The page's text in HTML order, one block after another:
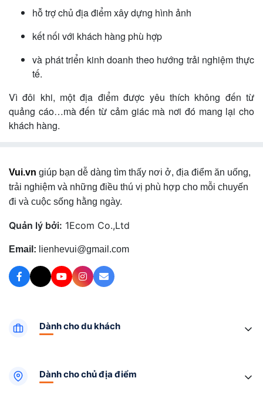
hỗ trợ chủ địa điểm xây dựng hình ảnh
kết nối với khách hàng phù hợp
và phát triển kinh doanh theo hướng trải nghiệm thực
tế.
Vì đôi khi, một địa điểm được yêu thích không đến từ
quảng cáo…mà đến từ cảm giác mà nơi đó mang lại cho
khách hàng.
Vui.vn giúp bạn dễ dàng tìm thấy nơi ở, địa điểm ăn uống,
trải nghiệm và những điều thú vị phù hợp cho mỗi chuyến
đi và cuộc sống hằng ngày.
Quản lý bởi: 1Ecom Co.,Ltd
Email: lienhevui@gmail.com
Dành cho du khách
Dành cho chủ địa điểm